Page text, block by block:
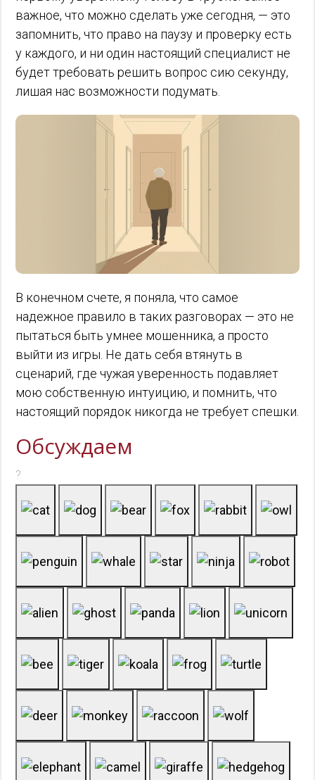
важное, что можно сделать уже сегодня, — это
запомнить, что право на паузу и проверку есть
у каждого, и ни один настоящий специалист не
будет требовать решить вопрос сию секунду,
лишая нас возможности подумать.
В конечном счете, я поняла, что самое
надежное правило в таких разговорах — это не
пытаться быть умнее мошенника, а просто
выйти из игры. Не дать себя втянуть в
сценарий, где чужая уверенность подавляет
мою собственную интуицию, и помнить, что
настоящий порядок никогда не требует спешки.
Обсуждаем
?